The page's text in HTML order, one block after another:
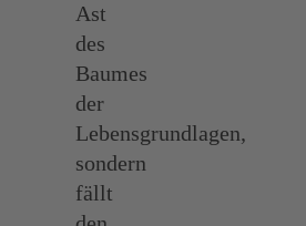
Ast
des
Baumes
der
Lebensgrundlagen,
sondern
fällt